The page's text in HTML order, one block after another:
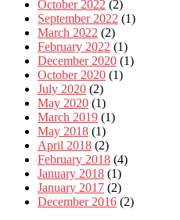
October 2022 (2)
September 2022 (1)
March 2022 (2)
February 2022 (1)
December 2020 (1)
October 2020 (1)
July 2020 (2)
May 2020 (1)
March 2019 (1)
May 2018 (1)
April 2018 (2)
February 2018 (4)
January 2018 (1)
January 2017 (2)
December 2016 (2)